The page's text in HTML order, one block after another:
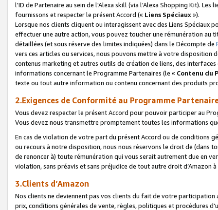
l'ID de Partenaire au sein de l'Alexa skill (via l'Alexa Shopping Kit).
fournissons et respecter le présent Accord (« Liens Spéciaux»).
Lorsque nos clients cliquent ou interagissent avec des Liens Spéciaux
effectuer une autre action, vous pouvez toucher une rémunération
détaillées (et sous réserve des limites indiquées) dans le Décompte de
vers ces articles ou services, nous pouvons mettre à votre disposition
contenus marketing et autres outils de création de liens, des
informations concernant le Programme Partenaires (le « Contenu du
texte ou tout autre information ou contenu concernant des produits
2.Exigences de Conformité au Programme
Vous devez respecter le présent Accord pour pouvoir participer au
Vous devez nous transmettre promptement toutes les informations
En cas de violation de votre part du présent Accord ou de conditions
ou recours à notre disposition, nous nous réservons le droit de (dans
de renoncer à) toute rémunération qui vous serait autrement due en
violation, sans préavis et sans préjudice de tout autre droit
3.Clients d’Amazon
Nos clients ne deviennent pas vos clients du fait de votre
prix, conditions générales de vente, règles, politiques et procédures